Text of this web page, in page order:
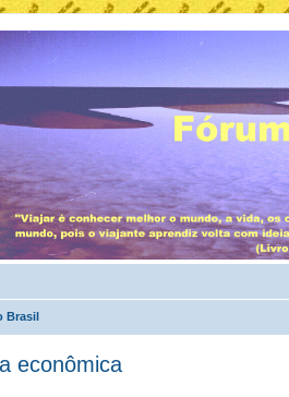
Brasil
econômica